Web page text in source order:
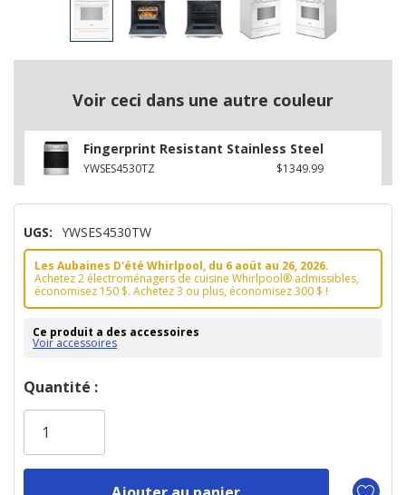
Voir ceci dans une autre couleur
Fingerprint Resistant Stainless Steel
YWSES4530TZ $1349.99
UGS: YWSES4530TW
Les Aubaines D'été Whirlpool, du 6 aoüt au 26, 2026.
Achetez 2 électroménagers de cuisine Whirlpool® admissibles,
économisez 150 $. Achetez 3 ou plus, économisez 300 $ !
Ce produit a des accessoires
Voir accessoires
Dépêchez-
vous!
Quantité :